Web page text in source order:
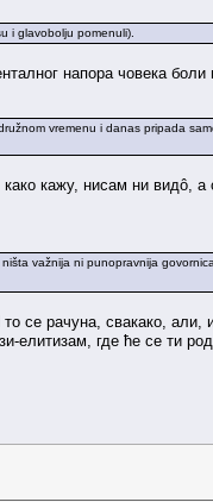
i glavobolju pomenuli).
напора човека боли
vremenu i danas pripada
кажу, нисам ни видô,
važnija ni punopravnija
се рачуна, свакако, али,
елитизам, где ће се ти